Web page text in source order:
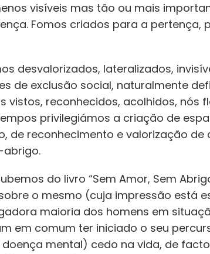
visíveis mas tão ou mais
Fomos criados para a pertença,
desvalorizados, lateralizados,
de exclusão social, naturalmente
vistos, reconhecidos, acolhidos, nós
privilegiámos a criação de
de reconhecimento e valorização de
do livro “Sem Amor, Sem
sobre o mesmo (cuja impressão está
maioria dos homens em
em comum ter iniciado o seu
mental) cedo na vida, de